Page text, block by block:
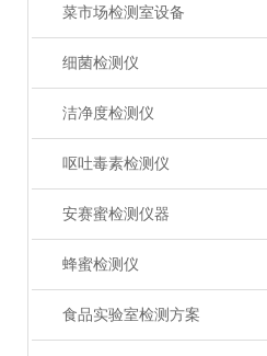
菜市场检测室设备
细菌检测仪
洁净度检测仪
呕吐毒素检测仪
安赛蜜检测仪器
蜂蜜检测仪
食品实验室检测方案